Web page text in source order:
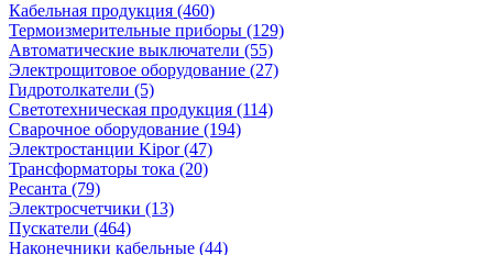
Кабельная продукция (460)
Термоизмерительные приборы (129)
Автоматические выключатели (55)
Электрощитовое оборудование (27)
Гидротолкатели (5)
Светотехническая продукция (114)
Сварочное оборудование (194)
Электростанции Kipor (47)
Трансформаторы тока (20)
Ресанта (79)
Электросчетчики (13)
Пускатели (464)
Наконечники кабельные (44)